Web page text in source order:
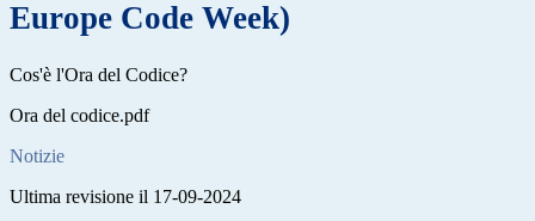
Europe Code Week)
Cos'è l'Ora del Codice?
Ora del codice.pdf
Notizie
Ultima revisione il 17-09-2024